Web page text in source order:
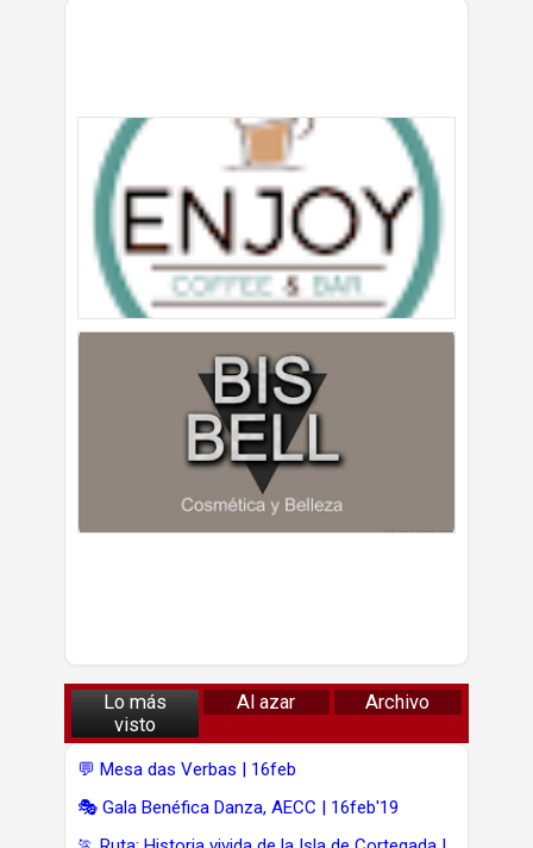
Lo más
visto
Al azar Archivo
💬 Mesa das Verbas | 16feb
🎭 Gala Benéfica Danza, AECC | 16feb'19